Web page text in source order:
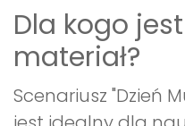
Dla kogo
materiał?
Scenariusz "Dzień